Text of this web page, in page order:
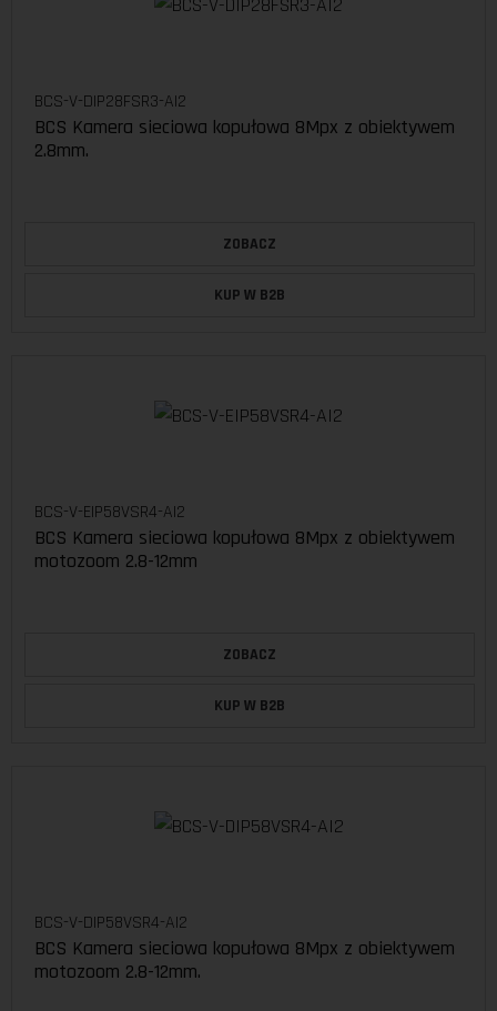
BCS-V-DIP28FSR3-AI2
BCS Kamera sieciowa kopułowa 8Mpx z obiektywem
2.8mm.
ZOBACZ
KUP W B2B
BCS-V-EIP58VSR4-AI2
BCS Kamera sieciowa kopułowa 8Mpx z obiektywem
motozoom 2.8-12mm
ZOBACZ
KUP W B2B
BCS-V-DIP58VSR4-AI2
BCS Kamera sieciowa kopułowa 8Mpx z obiektywem
motozoom 2.8-12mm.